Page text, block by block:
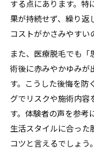
する点にあります。特
果が持続せず、繰り返
コストがかさみやすい
また、医療脱毛でも
術後に赤みやかゆみが
す。こうした後悔を防
グでリスクや施術内容
す。体験者の声を参考
生活スタイルに合った
コツと言えるでしょう。